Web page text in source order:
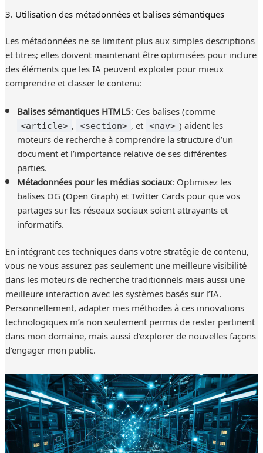
3. Utilisation des métadonnées et balises sémantiques
Les métadonnées ne se limitent plus aux simples descriptions
et titres; elles doivent maintenant être optimisées pour inclure
des éléments que les IA peuvent exploiter pour mieux
comprendre et classer le contenu:
Balises sémantiques HTML5: Ces balises (comme
<article> , <section> , et <nav> ) aident les
moteurs de recherche à comprendre la structure d’un
document et l’importance relative de ses différentes
parties.
Métadonnées pour les médias sociaux: Optimisez les
balises OG (Open Graph) et Twitter Cards pour que vos
partages sur les réseaux sociaux soient attrayants et
informatifs.
En intégrant ces techniques dans votre stratégie de contenu,
vous ne vous assurez pas seulement une meilleure visibilité
dans les moteurs de recherche traditionnels mais aussi une
meilleure interaction avec les systèmes basés sur l’IA.
Personnellement, adapter mes méthodes à ces innovations
technologiques m’a non seulement permis de rester pertinent
dans mon domaine, mais aussi d’explorer de nouvelles façons
d’engager mon public.